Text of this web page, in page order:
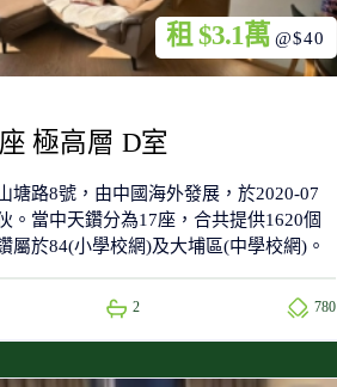
極高層 D室
塘路8號，由中國海外發展，於2020-07
。當中天鑽分為17座，合共提供1620個
屬於84(小學校網)及大埔區(中學校網)。
2 780
租 $3.1萬 @$40